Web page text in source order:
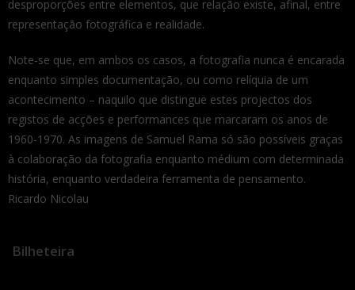
desproporções entre elementos, que relação existe, afinal, entre
representação fotográfica e realidade.
Note-se que, em ambos os casos, a fotografia nunca é encarada
enquanto simples documentação, ou como relíquia de um
acontecimento – naquilo que distingue estes projectos dos
registos de acções e performances que marcaram os anos de
1960-1970. As imagens de Samuel Rama só são possíveis graças
à colaboração da fotografia enquanto médium com determinada
história, enquanto verdadeira ferramenta de pensamento.
Ricardo Nicolau
Bilheteira